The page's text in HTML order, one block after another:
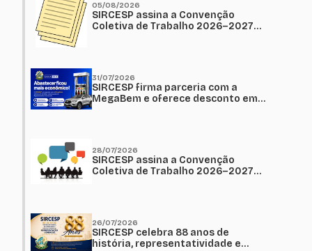
05/08/2026
SIRCESP assina a Convenção
Coletiva de Trabalho 2026–2027
31/07/2026
SIRCESP firma parceria com a
MegaBem e oferece desconto em
28/07/2026
SIRCESP assina a Convenção
Coletiva de Trabalho 2026–2027
26/07/2026
SIRCESP celebra 88 anos de
história, representatividade e